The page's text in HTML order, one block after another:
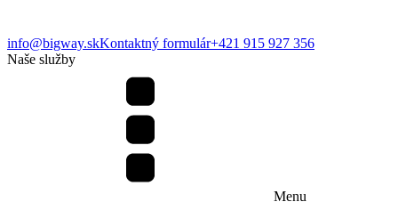
info@bigway.skKontaktný formulár+421 915 927 356
Naše služby
Menu